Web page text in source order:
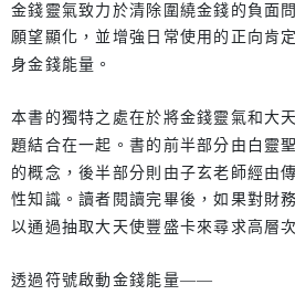
金錢靈氣致力於清除圍繞金錢的負面
願望顯化，並增強日常使用的正向肯
身金錢能量。
本書的獨特之處在於將金錢靈氣和大
題結合在一起。書的前半部分由白靈
的概念，後半部分則由子玄老師經由
性知識。讀者閱讀完畢後，如果對財
以通過抽取大天使豐盛卡來尋求高層
透過符號啟動金錢能量——